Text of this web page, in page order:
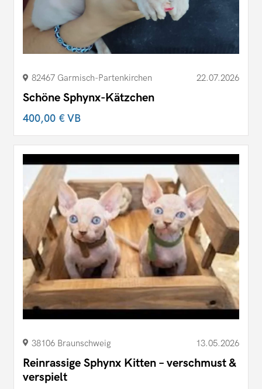
82467 Garmisch-Partenkirchen 22.07.2026
Schöne Sphynx-Kätzchen
400,00 €VB
38106 Braunschweig 13.05.2026
Reinrassige Sphynx Kitten – verschmust &
verspielt